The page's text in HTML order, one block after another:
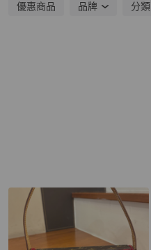
優惠商品 品牌 分類